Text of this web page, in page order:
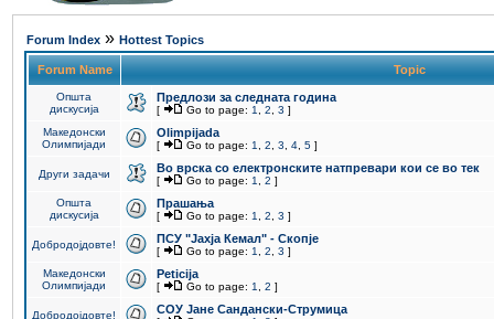
Forum Index » Hottest Topics
Forum Name Topic
Општа
дискусија
Предлози за следната година
[ Go to page: 1 2 3 ]
Македонски
Олимпијади
Olimpijada
[ Go to page: 1 2 3 4 5 ]
Други задачи Во врска со електронските натпревари кои се во тек
[ Go to page: 1 2 ]
Општа
дискусија
Прашања
[ Go to page: 1 2 3 ]
Добродојдовте! ПCУ "Јахја Кемал" - Скопје
[ Go to page: 1 2 3 ]
Македонски
Олимпијади
Peticija
[ Go to page: 1 2 ]
Добродојдовте! СОУ Јане Сандански-Струмица